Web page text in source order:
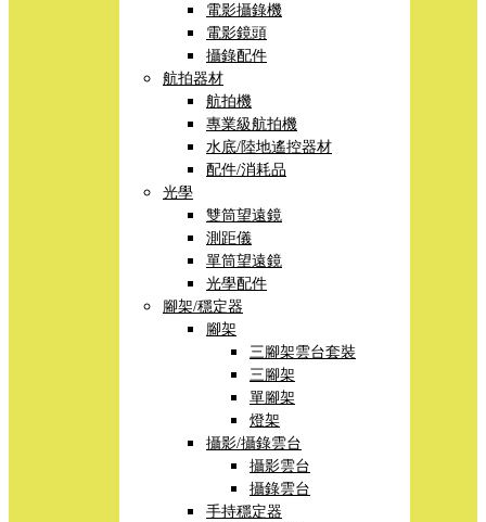
電影攝錄機
電影鏡頭
攝錄配件
航拍器材
航拍機
專業級航拍機
水底/陸地遙控器材
配件/消耗品
光學
雙筒望遠鏡
測距儀
單筒望遠鏡
光學配件
腳架/穩定器
腳架
三腳架雲台套裝
三腳架
單腳架
燈架
攝影/攝錄雲台
攝影雲台
攝錄雲台
手持穩定器